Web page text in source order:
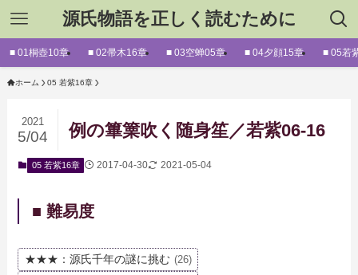
源氏物語を正しく読むために
■ 01桐壺10章 ■ 02帚木16章 ■ 03空蝉05章 ■ 04夕顔15章 ■ 05若
ホーム 05 若紫16章
例の篳篥吹く随身笙／若紫06-16
2021
5/04
05 若紫16章 2017-04-30 2021-05-04
■ 難易度
★★★：源氏千年の謎に挑む (26)